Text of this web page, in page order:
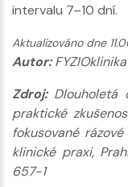
intervalu 7–10 dní.
Aktualizováno dne
Autor:FYZIOklinika
Zdroj:Dlouholetá
praktické
fokusované
klinické praxi,
657-1